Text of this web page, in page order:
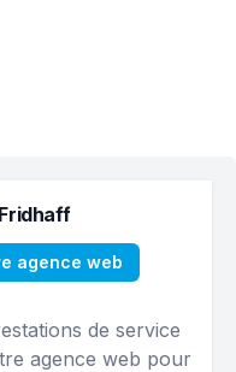
agence web
de service
agence web pour